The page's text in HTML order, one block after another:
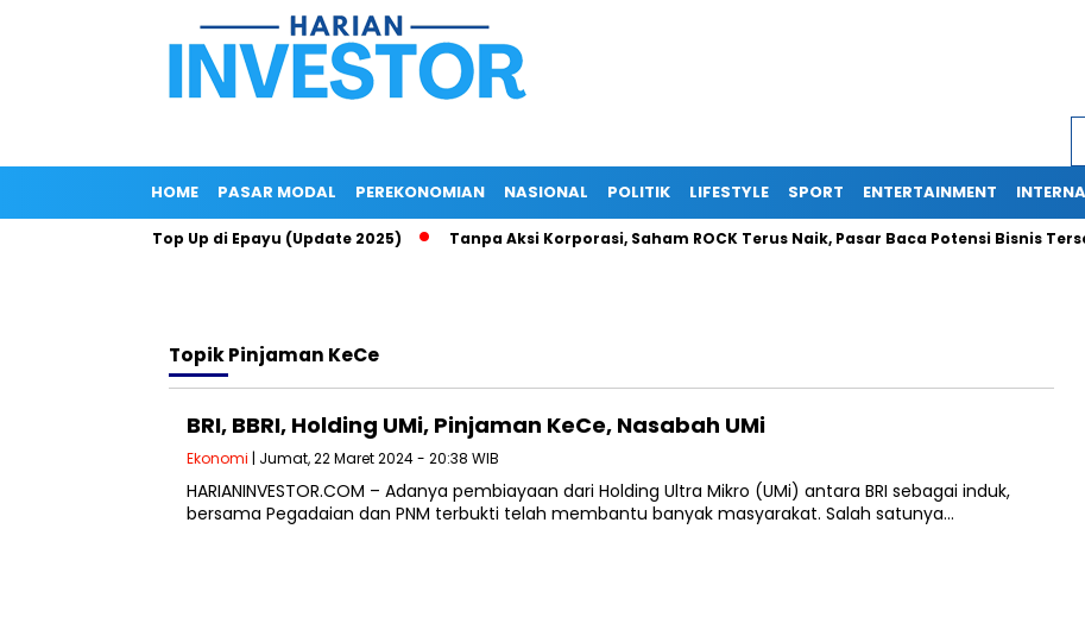
HOME PASAR MODAL PEREKONOMIAN NASIONAL POLITIK LIFESTYLE SPORT ENTERTAINMENT
BRI via Jasa Top Up di Epayu (Update 2025) Tanpa Aksi Korporasi, Saham ROCK Terus Naik, Pasar Baca Potensi Bisnis
TopikPinjaman KeCe
BRI, BBRI, Holding UMi, Pinjaman KeCe, Nasabah UMi
Ekonomi | Jumat, 22 Maret 2024 - 20:38 WIB
HARIANINVESTOR.COM – Adanya pembiayaan dari Holding Ultra Mikro (UMi) antara BRI sebagai induk,
bersama Pegadaian dan PNM terbukti telah membantu banyak masyarakat. Salah satunya…